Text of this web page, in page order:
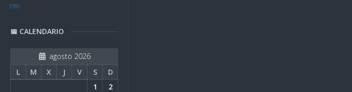
(59)
📅 CALENDARIO
agosto 2026
L
M X J V S
D
1
2